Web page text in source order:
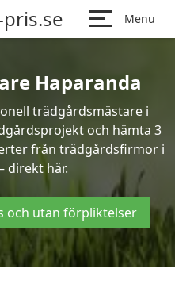
Menu
Haparanda
trädgårdsmästare i
och hämta 3
från trädgårdsfirmor i
direkt här.
och utan förpliktelser